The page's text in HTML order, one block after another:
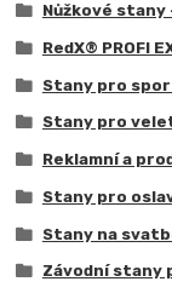
Nůžkové
RedX® PROFI
Stany pro
Stany pro
Reklamní a
Stany pro
Stany na
Závodní